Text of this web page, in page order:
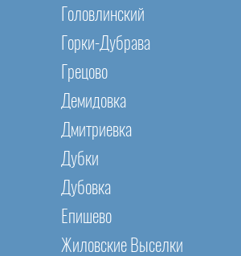
Головлинский
Горки-Дубрава
Грецово
Демидовка
Дмитриевка
Дубки
Дубовка
Епишево
Жиловские Выселки